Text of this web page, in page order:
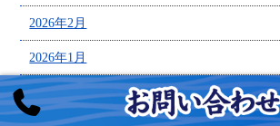
2026年2月
2026年1月
2025年12月